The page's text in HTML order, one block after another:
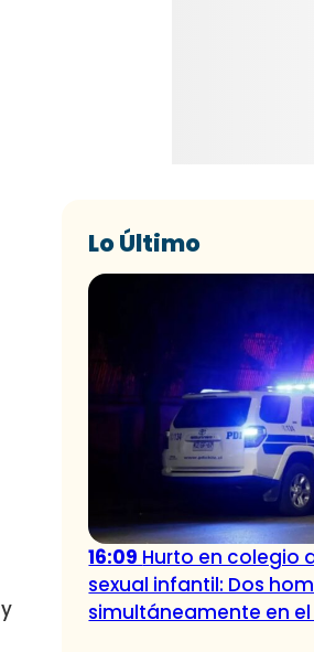
Lo Último
16:09 Hurto en colegio
sexual infantil: Dos
simultáneamente en